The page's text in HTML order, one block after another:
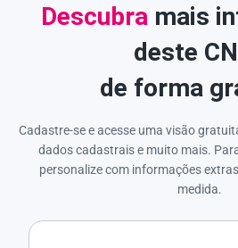
Descubra mais
deste
de forma
Cadastre-se e acesse uma visão
dados cadastrais e muito mais.
personalize com informações
medida.